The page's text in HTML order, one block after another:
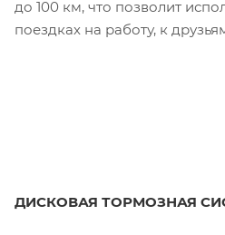
до 100 км, что позволит
поездках на работу, к
ДИСКОВАЯ ТОРМОЗНАЯ